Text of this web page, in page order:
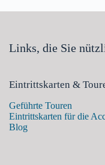
Links, die Sie
Eintrittskarten &
Geführte Touren
Eintrittskarten für die
Blog